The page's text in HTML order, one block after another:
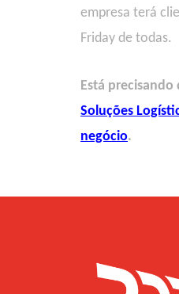
empresa terá
Friday de todas.
Está
Soluções
negócio.